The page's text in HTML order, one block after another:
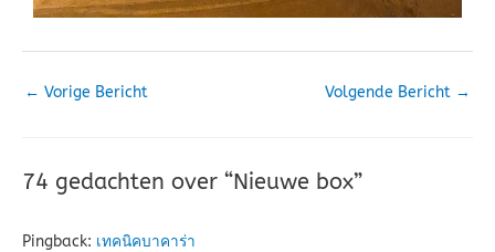
← Vorige Bericht Volgende Bericht →
74 gedachten over “Nieuwe box”
Pingback: เทคนิคบาคาร่า